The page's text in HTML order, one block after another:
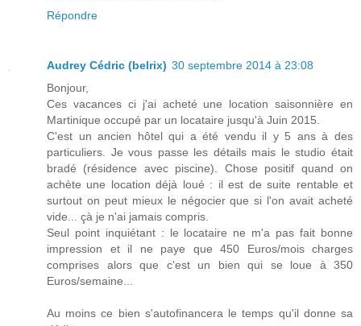
Répondre
Audrey Cédric (belrix) 30 septembre 2014 à 23:08
Bonjour,
Ces vacances ci j'ai acheté une location saisonnière en
Martinique occupé par un locataire jusqu'à Juin 2015.
C'est un ancien hôtel qui a été vendu il y 5 ans à des
particuliers. Je vous passe les détails mais le studio était
bradé (résidence avec piscine). Chose positif quand on
achète une location déjà loué : il est de suite rentable et
surtout on peut mieux le négocier que si l'on avait acheté
vide... çà je n'ai jamais compris.
Seul point inquiétant : le locataire ne m'a pas fait bonne
impression et il ne paye que 450 Euros/mois charges
comprises alors que c'est un bien qui se loue à 350
Euros/semaine...
Au moins ce bien s'autofinancera le temps qu'il donne sa